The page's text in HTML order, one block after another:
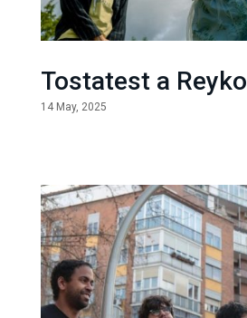
Tostatest a Reyko
14 May, 2025